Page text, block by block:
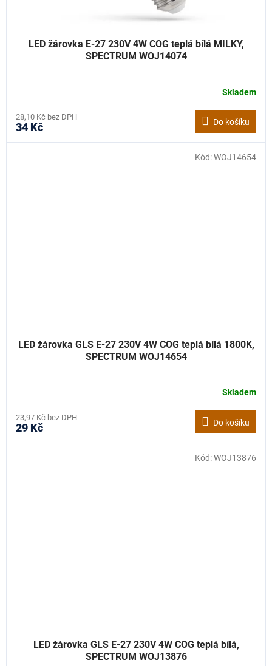
LED žárovka E-27 230V 4W COG teplá bílá MILKY,
SPECTRUM WOJ14074
Skladem
28,10 Kč bez DPH
34 Kč Do košíku
LED žárovka GLS E-27 230V 4W COG teplá bílá 1800K,
SPECTRUM WOJ14654
Skladem
23,97 Kč bez DPH
29 Kč Do košíku
Kód:WOJ14654
LED žárovka GLS E-27 230V 4W COG teplá bílá,
SPECTRUM WOJ13876
Kód:WOJ13876